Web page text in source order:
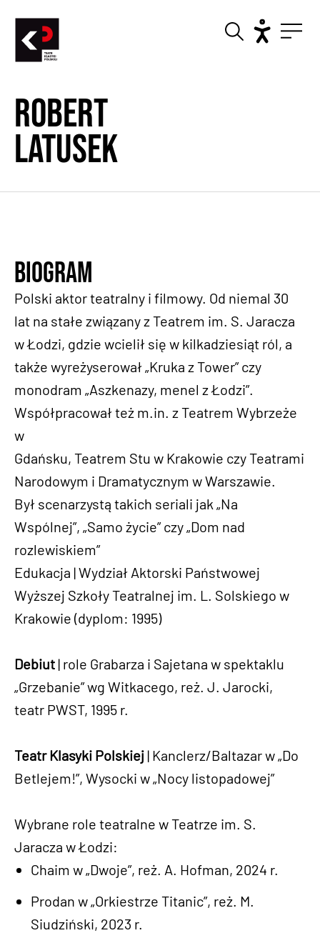
Robert
Latusek
Biogram
Polski aktor teatralny i filmowy. Od niemal 30
lat na stałe związany z Teatrem im. S. Jaracza
w Łodzi, gdzie wcielił się w kilkadziesiąt ról, a
także wyreżyserował „Kruka z Tower” czy
monodram „Aszkenazy, menel z Łodzi”.
Współpracował też m.in. z Teatrem Wybrzeże
w
Gdańsku, Teatrem Stu w Krakowie czy Teatrami
Narodowym i Dramatycznym w Warszawie.
Był scenarzystą takich seriali jak „Na
Wspólnej”, „Samo życie” czy „Dom nad
rozlewiskiem”
Edukacja | Wydział Aktorski Państwowej
Wyższej Szkoły Teatralnej im. L. Solskiego w
Krakowie (dyplom: 1995)
Debiut | role Grabarza i Sajetana w spektaklu
„Grzebanie” wg Witkacego, reż. J. Jarocki,
teatr PWST, 1995 r.
Teatr Klasyki Polskiej | Kanclerz/Baltazar w „Do
Betlejem!”, Wysocki w „Nocy listopadowej”
Wybrane role teatralne w Teatrze im. S.
Jaracza w Łodzi:
Chaim w „Dwoje”, reż. A. Hofman, 2024 r.
Prodan w „Orkiestrze Titanic”, reż. M.
Siudziński, 2023 r.